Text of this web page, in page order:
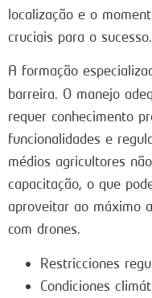
localização e o
cruciais para o sucesso.
A formação
barreira. O manejo
requer conhecimento
funcionalidades e
médios agricultores
capacitação, o que
aproveitar ao máximo
com drones.
Restricciones
Condiciones